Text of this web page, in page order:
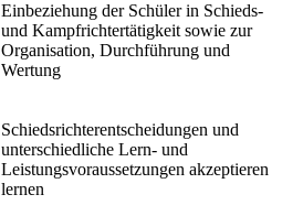
Einbeziehung der Schüler in Schieds-
und Kampfrichtertätigkeit sowie zur
Organisation, Durchführung und
Wertung
Schiedsrichterentscheidungen und
unterschiedliche Lern- und
Leistungsvoraussetzungen akzeptieren
lernen